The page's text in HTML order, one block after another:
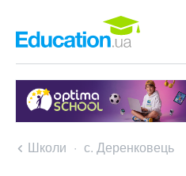
Школи с. Деренковець